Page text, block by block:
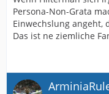
Persona-Non-Grata
Einwechslung angeht,
Das ist ne ziemliche